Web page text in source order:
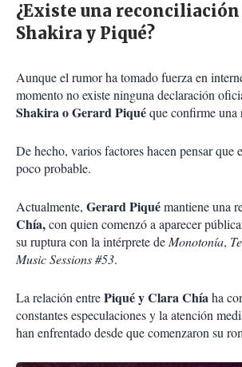
¿Existe una
Shakira y Piqué?
Aunque el rumor ha tomado fuerza en
momento no existe ninguna declaración
Shakira o Gerard Piquéque confirme
De hecho, varios factores hacen pensar que
poco probable.
Actualmente, Gerard Piquémantiene una
Chía,con quien comenzó a aparecer
su ruptura con la intérprete deMonotonía,
Music Sessions #53.
La relación entrePiqué y Clara Chíaha
constantes especulaciones y la atención
han enfrentado desde que comenzaron su